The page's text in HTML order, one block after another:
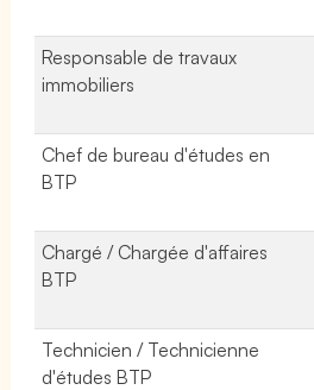
Responsable de travaux
immobiliers
Chef de bureau d'études en
BTP
Chargé / Chargée d'affaires
BTP
Technicien / Technicienne
d'études BTP